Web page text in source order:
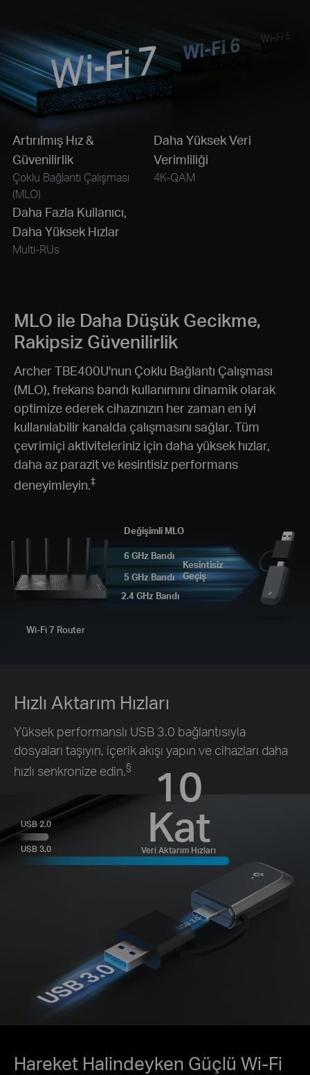
Artırılmış Hız &
Güvenilirlik
Çoklu Bağlantı Çalışması
(MLO)
Daha Yüksek Veri
Verimliliği
4K-QAM
Daha Fazla Kullanıcı,
Daha Yüksek Hızlar
Multi-RUs
MLO ile Daha Düşük Gecikme,
Rakipsiz Güvenilirlik
Archer TBE400U'nun Çoklu Bağlantı Çalışması
(MLO), frekans bandı kullanımını dinamik olarak
optimize ederek cihazınızın her zaman en iyi
kullanılabilir kanalda çalışmasını sağlar. Tüm
çevrimiçi aktiviteleriniz için daha yüksek hızlar,
daha az parazit ve kesintisiz performans
deneyimleyin.‡
Değişimli MLO
6 GHz Bandı
5 GHz Bandı
2.4 GHz Bandı
Kesintisiz
Geçiş
Wi-Fi 7 Router
Hızlı Aktarım Hızları
Yüksek performanslı USB 3.0 bağlantısıyla
dosyaları taşıyın, içerik akışı yapın ve cihazları daha
hızlı senkronize edin.§
USB 2.0
USB 3.0
10
Kat
Veri Aktarım Hızları
Hareket Halindeyken Güçlü Wi-Fi